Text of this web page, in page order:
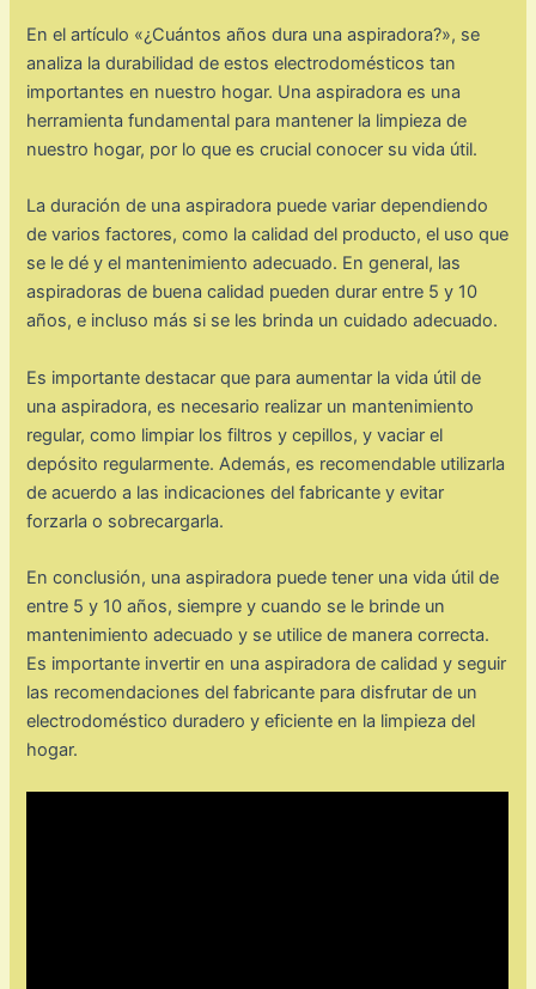
En el artículo «¿Cuántos años dura una aspiradora?», se
analiza la durabilidad de estos electrodomésticos tan
importantes en nuestro hogar. Una aspiradora es una
herramienta fundamental para mantener la limpieza de
nuestro hogar, por lo que es crucial conocer su vida útil.
La duración de una aspiradora puede variar dependiendo
de varios factores, como la calidad del producto, el uso que
se le dé y el mantenimiento adecuado. En general, las
aspiradoras de buena calidad pueden durar entre 5 y 10
años, e incluso más si se les brinda un cuidado adecuado.
Es importante destacar que para aumentar la vida útil de
una aspiradora, es necesario realizar un mantenimiento
regular, como limpiar los filtros y cepillos, y vaciar el
depósito regularmente. Además, es recomendable utilizarla
de acuerdo a las indicaciones del fabricante y evitar
forzarla o sobrecargarla.
En conclusión, una aspiradora puede tener una vida útil de
entre 5 y 10 años, siempre y cuando se le brinde un
mantenimiento adecuado y se utilice de manera correcta.
Es importante invertir en una aspiradora de calidad y seguir
las recomendaciones del fabricante para disfrutar de un
electrodoméstico duradero y eficiente en la limpieza del
hogar.